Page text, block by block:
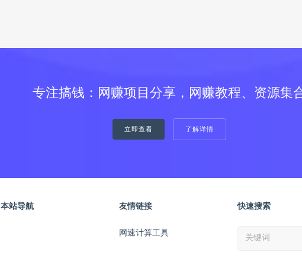
专注搞钱：网赚项目分享，网赚教程、资源集
立即查看 了解详情
本站导航 友情链接
网速计算工具
快速搜索